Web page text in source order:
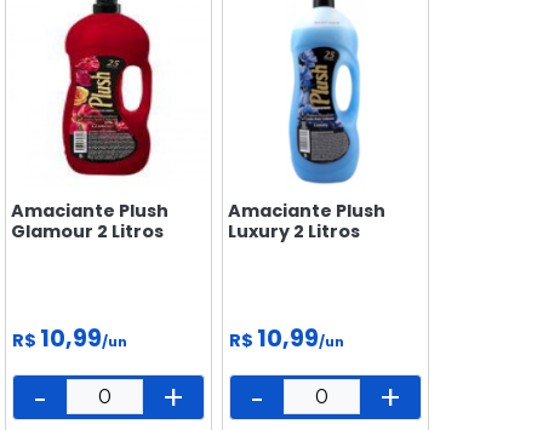
Amaciante Plush
Glamour 2 Litros
R$ 10,99/un
- +
Amaciante Plush
Luxury 2 Litros
R$ 10,99/un
- +